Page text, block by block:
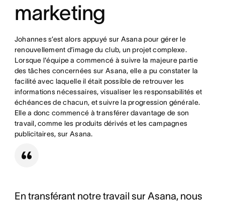
marketing
Johannes s’est alors appuyé sur Asana pour gérer le
renouvellement d’image du club, un projet complexe.
Lorsque l'équipe a commencé à suivre la majeure partie
des tâches concernées sur Asana, elle a pu constater la
facilité avec laquelle il était possible de retrouver les
informations nécessaires, visualiser les responsabilités et
échéances de chacun, et suivre la progression générale.
Elle a donc commencé à transférer davantage de son
travail, comme les produits dérivés et les campagnes
publicitaires, sur Asana.
En transférant notre travail sur Asana, nous